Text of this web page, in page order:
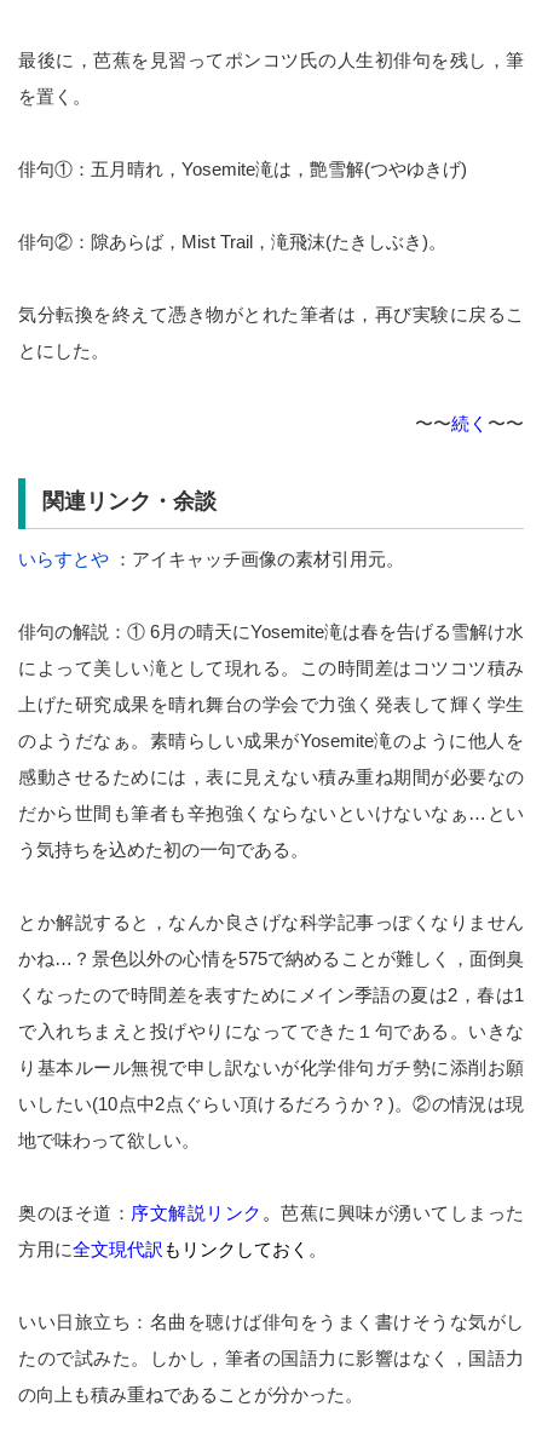
最後に，芭蕉を見習ってポンコツ氏の人生初俳句を残し，筆
を置く。
俳句①：五月晴れ，Yosemite滝は，艶雪解(つやゆきげ)
俳句②：隙あらば，Mist Trail，滝飛沫(たきしぶき)。
気分転換を終えて憑き物がとれた筆者は，再び実験に戻るこ
とにした。
〜〜続く 〜〜
関連リンク・余談
いらすとや ：アイキャッチ画像の素材引用元。
俳句の解説：① 6月の晴天にYosemite滝は春を告げる雪解け水
によって美しい滝として現れる。この時間差はコツコツ積み
上げた研究成果を晴れ舞台の学会で力強く発表して輝く学生
のようだなぁ。素晴らしい成果がYosemite滝のように他人を
感動させるためには，表に見えない積み重ね期間が必要なの
だから世間も筆者も辛抱強くならないといけないなぁ…とい
う気持ちを込めた初の一句である。
とか解説すると，なんか良さげな科学記事っぽくなりません
かね…？景色以外の心情を575で納めることが難しく，面倒臭
くなったので時間差を表すためにメイン季語の夏は2，春は1
で入れちまえと投げやりになってできた１句である。いきな
り基本ルール無視で申し訳ないが化学俳句ガチ勢に添削お願
いしたい(10点中2点ぐらい頂けるだろうか？)。②の情況は現
地で味わって欲しい。
奥のほそ道： 序文解説リンク 。 芭蕉に興味が湧いてしまった
方用に全文現代訳 もリンクしておく 。
いい日旅立ち：名曲を聴けば俳句をうまく書けそうな気がし
たので試みた。しかし，筆者の国語力に影響はなく，国語力
の向上も積み重ねであることが分かった。